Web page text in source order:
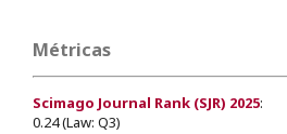
Métricas
Scimago Journal Rank (SJR) 2025:
0.24 (Law: Q3)